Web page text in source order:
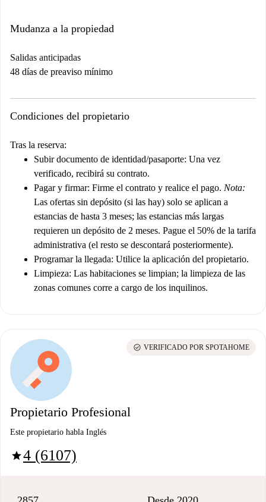
Mudanza a la propiedad
Salidas anticipadas
48 días de preaviso mínimo
Condiciones del propietario
Tras la reserva:
Subir documento de identidad/pasaporte: Una vez
verificado, recibirá su contrato.
Pagar y firmar: Firme el contrato y realice el pago. Nota:
Las ofertas sin depósito (si las hay) solo se aplican a
estancias de hasta 3 meses; las estancias más largas
requieren un depósito de 2 meses. Pague el 50% de la tarifa
administrativa (el resto se descontará posteriormente).
Programar la llegada: Utilice la aplicación del propietario.
Limpieza: Las habitaciones se limpian; la limpieza de las
zonas comunes corre a cargo de los inquilinos.
Propietario Profesional
Este propietario habla Inglés
star4 (6107)
check_circle VERIFICADO POR SPOTAHOME